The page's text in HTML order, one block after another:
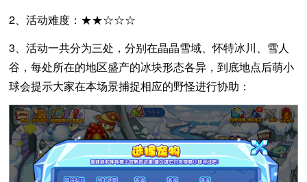
2、活动难度：★★☆☆☆
3、活动一共分为三处，分别在晶晶雪域、怀特冰川、雪人
谷，每处所在的地区盛产的冰块形态各异，到底地点后萌小
球会提示大家在本场景捕捉相应的野怪进行协助：